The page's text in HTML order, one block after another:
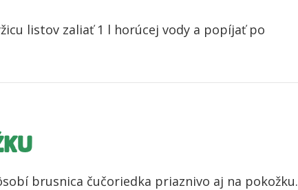
listov zaliať 1 l horúcej vody a popíjať po
brusnica čučoriedka priaznivo aj na pokožku.